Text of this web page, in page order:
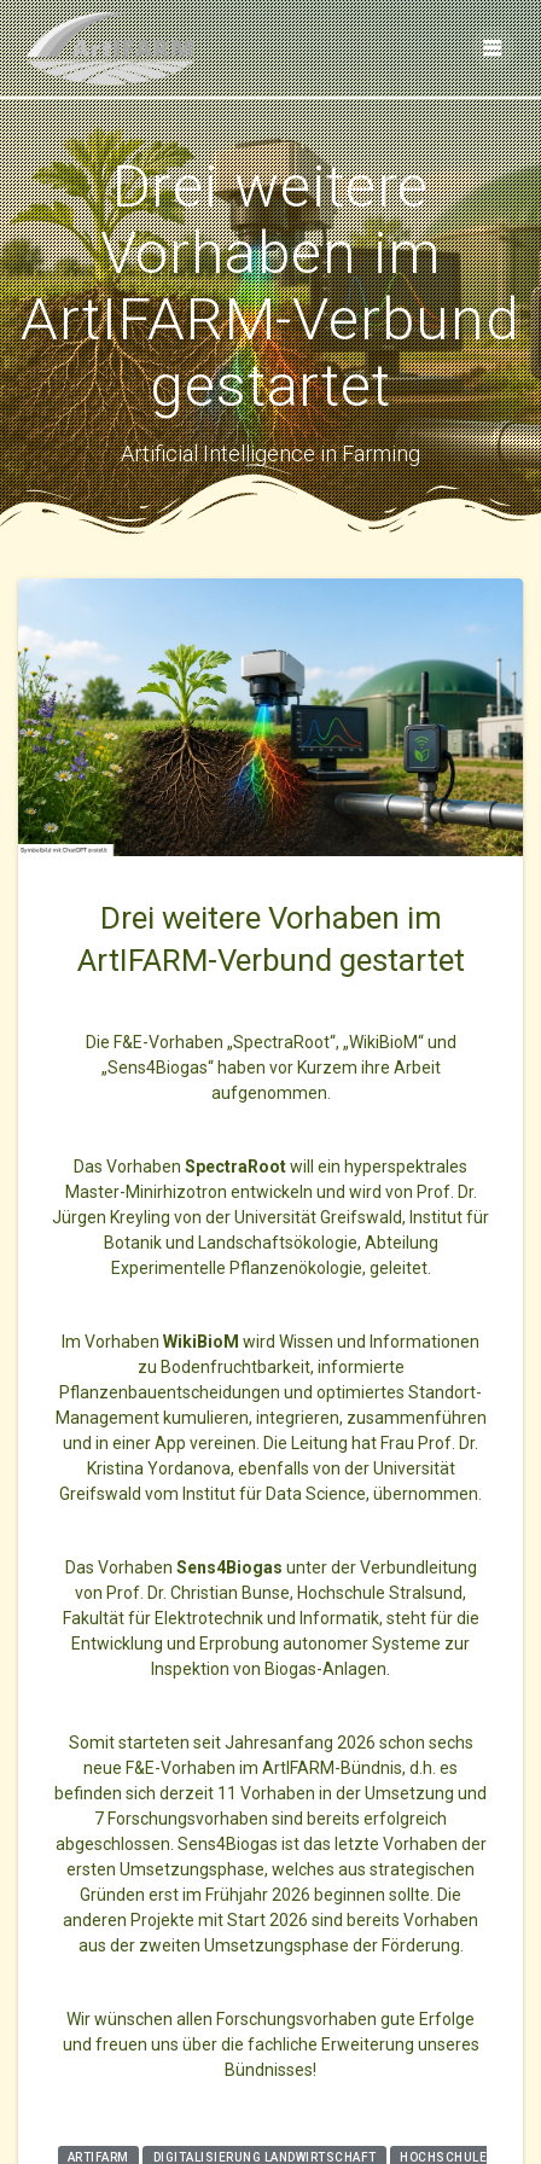
Skip
to
content
Drei weitere
Vorhaben im
ArtIFARM-Verbund
gestartet
Artificial Intelligence in Farming
Drei weitere Vorhaben im
ArtIFARM-Verbund gestartet
Die F&E-Vorhaben „SpectraRoot“, „WikiBioM“ und
„Sens4Biogas“ haben vor Kurzem ihre Arbeit
aufgenommen.
Das Vorhaben SpectraRootwill ein hyperspektrales
Master-Minirhizotron entwickeln und wird von Prof. Dr.
Jürgen Kreyling von der Universität Greifswald, Institut für
Botanik und Landschaftsökologie, Abteilung
Experimentelle Pflanzenökologie, geleitet.
Im Vorhaben WikiBioM wird Wissen und Informationen
zu Bodenfruchtbarkeit, informierte
Pflanzenbauentscheidungen und optimiertes Standort-
Management kumulieren, integrieren, zusammenführen
und in einer App vereinen. Die Leitung hat Frau Prof. Dr.
Kristina Yordanova, ebenfalls von der Universität
Greifswald vom Institut für Data Science, übernommen.
Das Vorhaben Sens4Biogas unter der Verbundleitung
von Prof. Dr. Christian Bunse, Hochschule Stralsund,
Fakultät für Elektrotechnik und Informatik, steht für die
Entwicklung und Erprobung autonomer Systeme zur
Inspektion von Biogas-Anlagen.
Somit starteten seit Jahresanfang 2026 schon sechs
neue F&E-Vorhaben im ArtIFARM-Bündnis, d.h. es
befinden sich derzeit 11 Vorhaben in der Umsetzung und
7 Forschungsvorhaben sind bereits erfolgreich
abgeschlossen. Sens4Biogas ist das letzte Vorhaben der
ersten Umsetzungsphase, welches aus strategischen
Gründen erst im Frühjahr 2026 beginnen sollte. Die
anderen Projekte mit Start 2026 sind bereits Vorhaben
aus der zweiten Umsetzungsphase der Förderung.
Wir wünschen allen Forschungsvorhaben gute Erfolge
und freuen uns über die fachliche Erweiterung unseres
Bündnisses!
ARTIFARM DIGITALISIERUNG LANDWIRTSCHAFT HOCHSCHULE